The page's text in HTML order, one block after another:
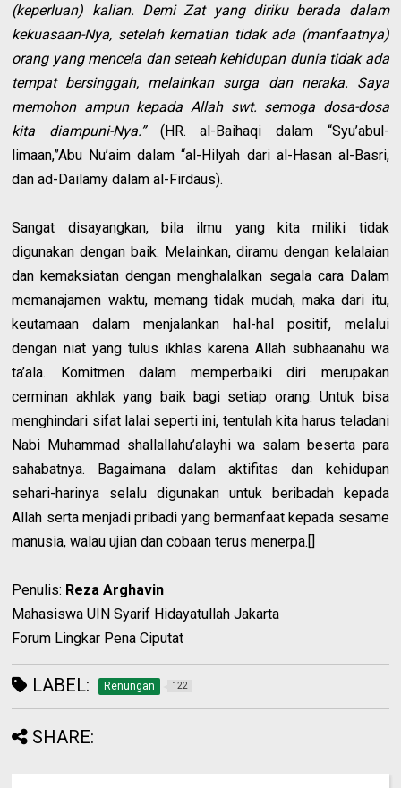
(keperluan) kalian. Demi Zat yang diriku berada dalam
kekuasaan-Nya, setelah kematian tidak ada (manfaatnya)
orang yang mencela dan seteah kehidupan dunia tidak ada
tempat bersinggah, melainkan surga dan neraka. Saya
memohon ampun kepada Allah swt. semoga dosa-dosa
kita diampuni-Nya.”(HR. al-Baihaqi dalam “Syu’abul-
limaan,”Abu Nu’aim dalam “al-Hilyah dari al-Hasan al-Basri,
dan ad-Dailamy dalam al-Firdaus).
Sangat disayangkan, bila ilmu yang kita miliki tidak
digunakan dengan baik. Melainkan, diramu dengan kelalaian
dan kemaksiatan dengan menghalalkan segala cara Dalam
memanajamen waktu, memang tidak mudah, maka dari itu,
keutamaan dalam menjalankan hal-hal positif, melalui
dengan niat yang tulus ikhlas karena Allah subhaanahu wa
ta’ala. Komitmen dalam memperbaiki diri merupakan
cerminan akhlak yang baik bagi setiap orang. Untuk bisa
menghindari sifat lalai seperti ini, tentulah kita harus teladani
Nabi Muhammad shallallahu’alayhi wa salam beserta para
sahabatnya. Bagaimana dalam aktifitas dan kehidupan
sehari-harinya selalu digunakan untuk beribadah kepada
Allah serta menjadi pribadi yang bermanfaat kepada sesame
manusia, walau ujian dan cobaan terus menerpa.[]
Penulis: Reza Arghavin
Mahasiswa UIN Syarif Hidayatullah Jakarta
Forum Lingkar Pena Ciputat
LABEL: Renungan 122
SHARE: